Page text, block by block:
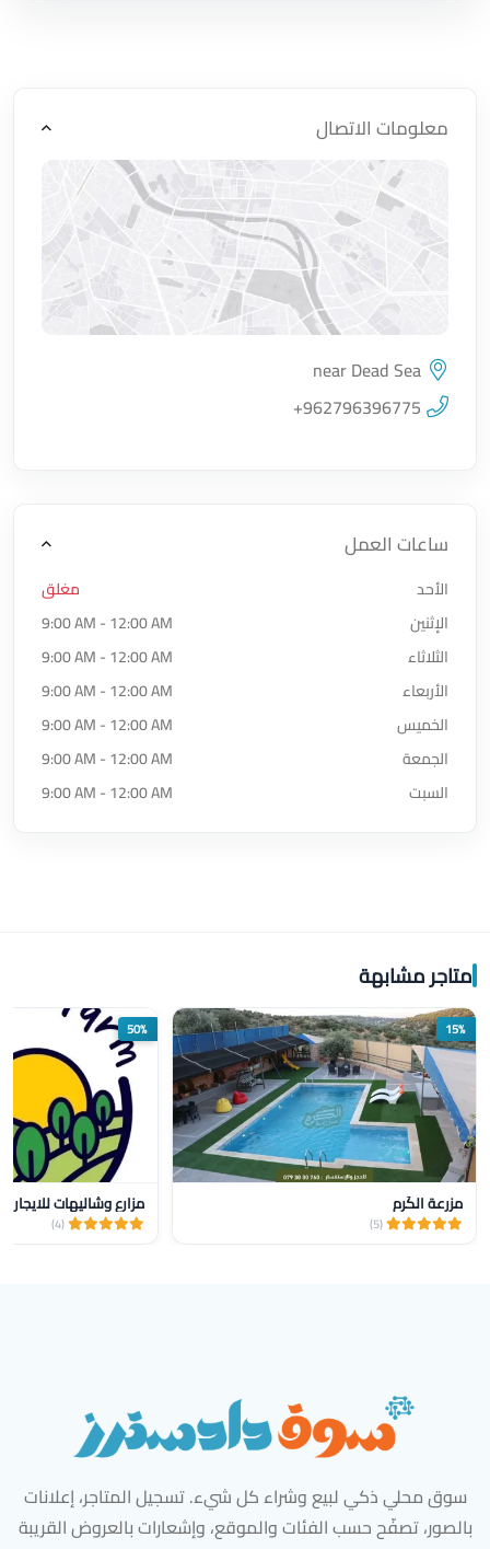
معلومات الاتصال
اضغط لتحميل الموقع
near Dead Sea
+962796396775
ساعات العمل
الأحد
مغلق
الإثنين
9:00 AM - 12:00 AM
الثلاثاء
9:00 AM - 12:00 AM
الأربعاء
9:00 AM - 12:00 AM
الخميس
9:00 AM - 12:00 AM
الجمعة
9:00 AM - 12:00 AM
السبت
9:00 AM - 12:00 AM
متاجر مشابهة
15%
مزرعة الكَرِم
(5)
50%
مزارع وشاليهات للايجار yalla farm
(4)
سوق محلي ذكي لبيع وشراء كل شيء. تسجيل المتاجر، إعلانات
بالصور، تصفّح حسب الفئات والموقع، وإشعارات بالعروض القريبة